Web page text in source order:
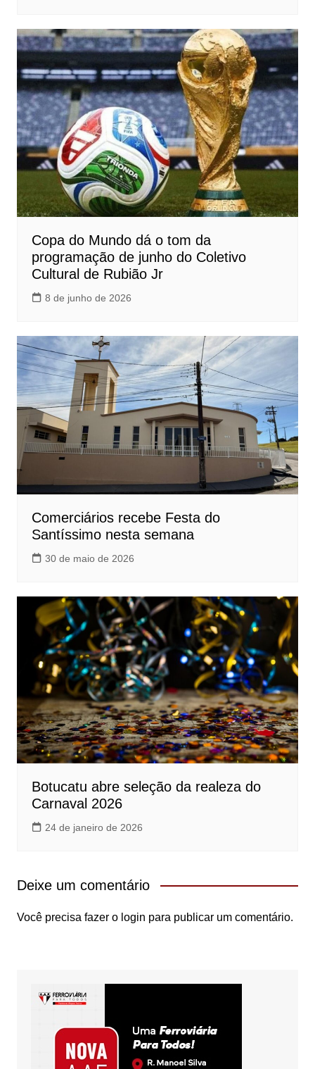
Copa do Mundo dá o tom da
programação de junho do Coletivo
Cultural de Rubião Jr
8 de junho de 2026
Comerciários recebe Festa do
Santíssimo nesta semana
30 de maio de 2026
Botucatu abre seleção da realeza do
Carnaval 2026
24 de janeiro de 2026
Deixe um comentário
Você precisa fazer o login para publicar um comentário.